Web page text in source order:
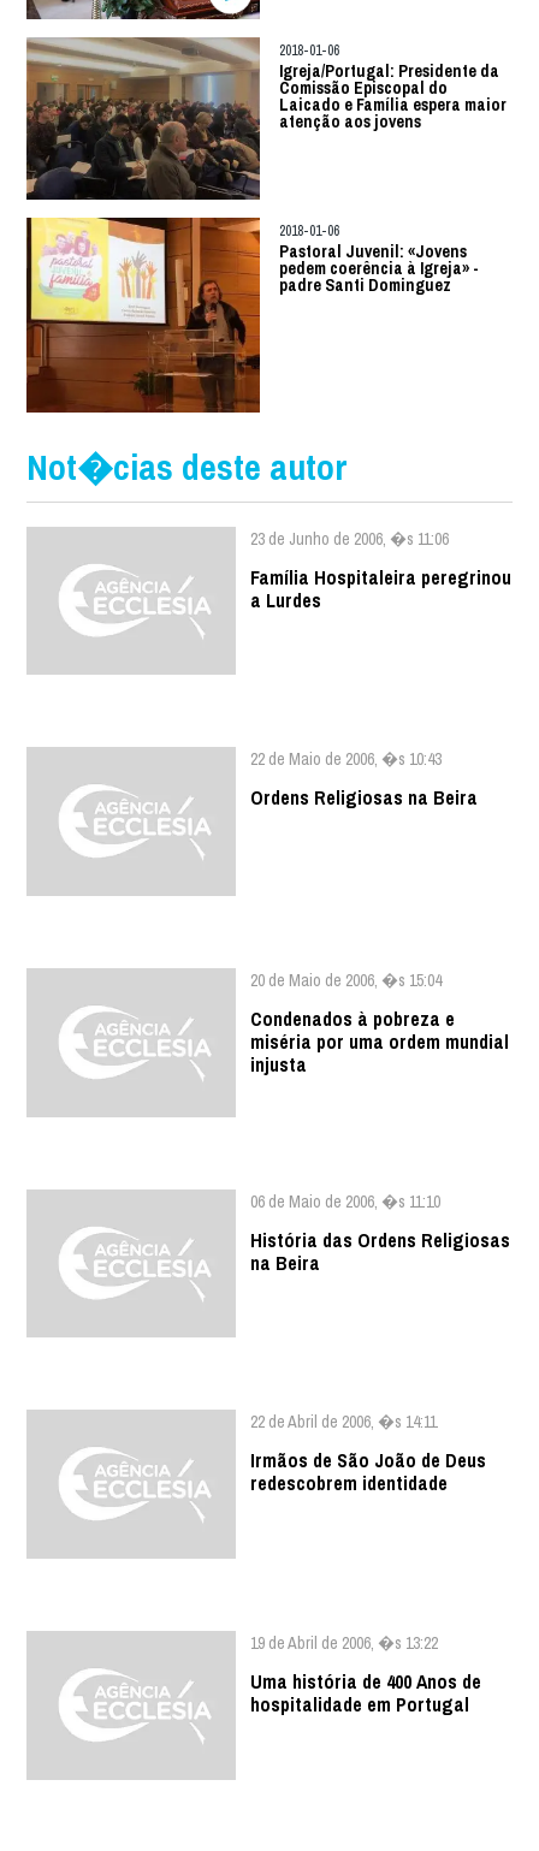
2018-01-06
Igreja/Portugal: Presidente da
Comissão Episcopal do
Laicado e Família espera maior
atenção aos jovens
2018-01-06
Pastoral Juvenil: «Jovens
pedem coerência à Igreja» -
padre Santi Dominguez
Not�cias deste autor
23 de Junho de 2006, �s 11:06
Família Hospitaleira peregrinou
a Lurdes
22 de Maio de 2006, �s 10:43
Ordens Religiosas na Beira
20 de Maio de 2006, �s 15:04
Condenados à pobreza e
miséria por uma ordem mundial
injusta
06 de Maio de 2006, �s 11:10
História das Ordens Religiosas
na Beira
22 de Abril de 2006, �s 14:11
Irmãos de São João de Deus
redescobrem identidade
19 de Abril de 2006, �s 13:22
Uma história de 400 Anos de
hospitalidade em Portugal